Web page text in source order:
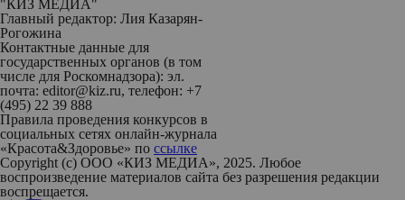
"КИЗ МЕДИА"
Главный редактор: Лия Казарян-
Рогожина
Контактные данные для
государственных органов (в том
числе для Роскомнадзора): эл.
почта: editor@kiz.ru, телефон: +7
(495) 22 39 888
Правила проведения конкурсов в
социальных сетях онлайн-журнала
«Красота&Здоровье» по ссылке
Copyright (с) ООО «КИЗ МЕДИА», 2025. Любое
воспроизведение материалов сайта без разрешения редакции
воспрещается.